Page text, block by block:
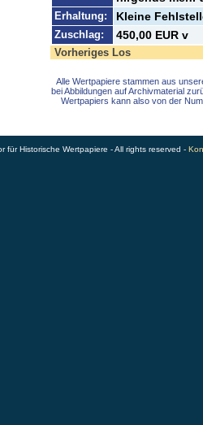
Erhaltung: Kleine
Zuschlag: 450,00 EUR v
Vorheriges Los
Alle Wertpapiere stammen aus
bei Abbildungen auf Archivmaterial
Wertpapiers kann also von der
für Historische Wertpapiere - All rights reserved -